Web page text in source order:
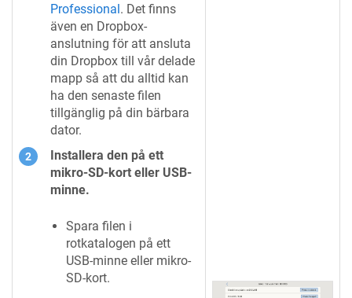
Professional. Det finns
även en Dropbox-
anslutning för att ansluta
din Dropbox till vår delade
mapp så att du alltid kan
ha den senaste filen
tillgänglig på din bärbara
dator.
Installera den på ett
mikro-SD-kort eller USB-
minne.
Spara filen i
rotkatalogen på ett
USB-minne eller mikro-
SD-kort.